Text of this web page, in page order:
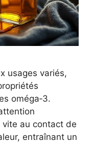
usages variés,
oméga‑3.
vite au contact de
entraînant un